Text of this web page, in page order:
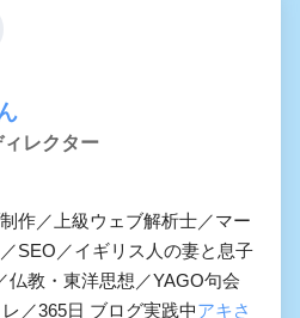
ィレクター
作／上級ウェブ解析士／マー
SEO／イギリス人の妻と息子
仏教・東洋思想／YAGO句会
／365日 ブログ実践中アキさ